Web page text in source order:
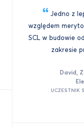
Jedno z
względem
SCL w budowie
zakresie
David,
UCZESTNIK